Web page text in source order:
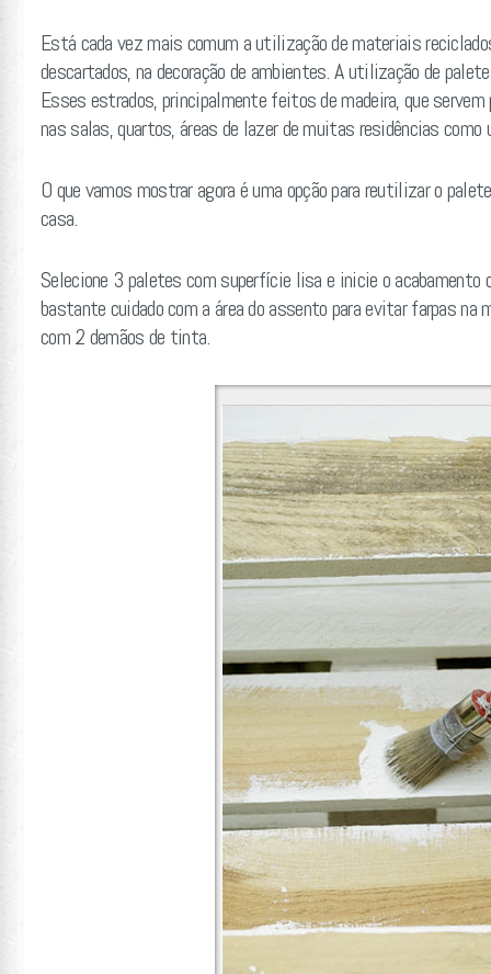
Está cada vez mais comum a utilização de materiais
descartados, na decoração de ambientes. A utilização de
Esses estrados, principalmente feitos de madeira, que
nas salas, quartos, áreas de lazer de muitas residências
O que vamos mostrar agora é uma opção para reutilizar o
casa.
Selecione 3 paletes com superfície lisa e inicie o
bastante cuidado com a área do assento para evitar farpas
com 2 demãos de tinta.